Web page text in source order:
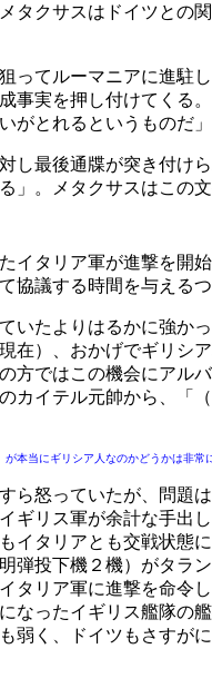
タクサスはドイツとの
てルーマニアに進駐
事実を押し付けてくる
がとれるというものだ
最後通牒が突き付け
」。メタクサスはこの
タリア軍が進撃を開
協議する時間を与える
たよりはるかに強か
在）、おかげでギリシ
方ではこの機会にアル
カイテル元帥から、「
当にギリシア人なのかどうかは非常
怒っていたが、問題
ギリス軍が余計な手出
イタリアとも交戦状
弾投下機２機）がタラ
タリア軍に進撃を命令
なったイギリス艦隊の
弱く、ドイツもさすが